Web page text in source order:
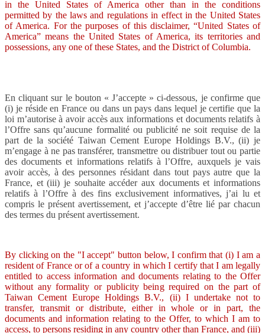
in the United States of America other than in the conditions
permitted by the laws and regulations in effect in the United States
of America. For the purposes of this disclaimer, “United States of
America” means the United States of America, its territories and
possessions, any one of these States, and the District of Columbia.
En cliquant sur le bouton « J’accepte » ci-dessous, je confirme que
(i) je réside en France ou dans un pays dans lequel je certifie que la
loi m’autorise à avoir accès aux informations et documents relatifs à
l’Offre sans qu’aucune formalité ou publicité ne soit requise de la
part de la société Taiwan Cement Europe Holdings B.V., (ii) je
m’engage à ne pas transférer, transmettre ou distribuer tout ou partie
des documents et informations relatifs à l’Offre, auxquels je vais
avoir accès, à des personnes résidant dans tout pays autre que la
France, et (iii) je souhaite accéder aux documents et informations
relatifs à l’Offre à des fins exclusivement informatives, j’ai lu et
compris le présent avertissement, et j’accepte d’être lié par chacun
des termes du présent avertissement.
By clicking on the "I accept" button below, I confirm that (i) I am a
resident of France or of a country in which I certify that I am legally
entitled to access information and documents relating to the Offer
without any formality or publicity being required on the part of
Taiwan Cement Europe Holdings B.V., (ii) I undertake not to
transfer, transmit or distribute, either in whole or in part, the
documents and information relating to the Offer, to which I am to
access, to persons residing in any country other than France, and (iii)